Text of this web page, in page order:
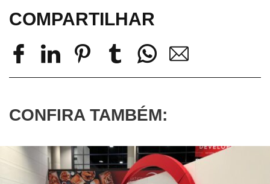
COMPARTILHAR
CONFIRA TAMBÉM: